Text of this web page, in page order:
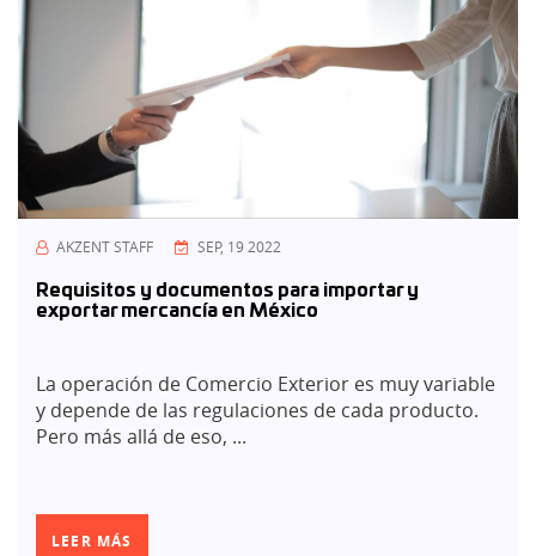
AKZENT STAFF SEP, 19 2022
Requisitos y documentos para importar y
exportar mercancía en México
La operación de Comercio Exterior es muy variable
y depende de las regulaciones de cada producto.
Pero más allá de eso, ...
LEER MÁS